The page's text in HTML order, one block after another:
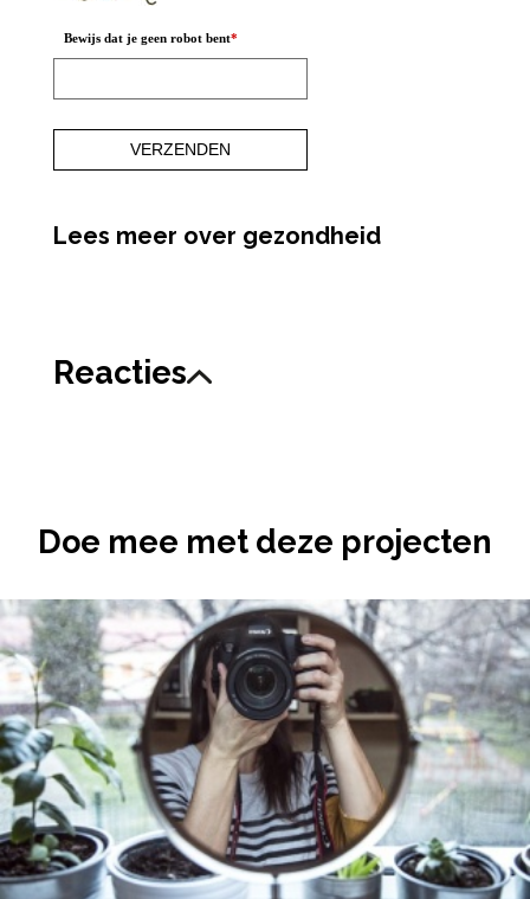
Bewijs dat je geen robot bent*
Lees meer over gezondheid
Reacties
Doe mee met deze projecten